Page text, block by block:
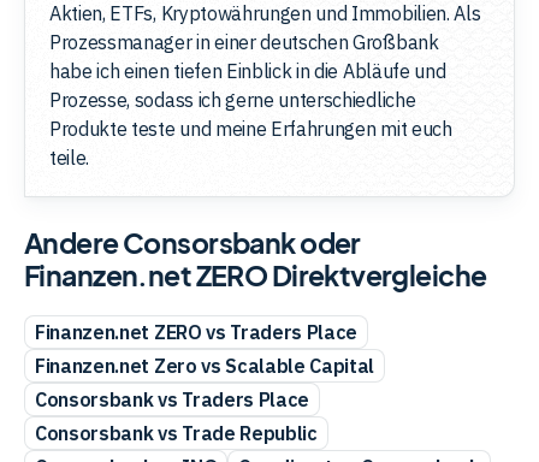
Aktien, ETFs, Kryptowährungen und Immobilien. Als
Prozessmanager in einer deutschen Großbank
habe ich einen tiefen Einblick in die Abläufe und
Prozesse, sodass ich gerne unterschiedliche
Produkte teste und meine Erfahrungen mit euch
teile.
Andere Consorsbank oder
Finanzen.net ZERO Direktvergleiche
Finanzen.net ZERO vs Traders Place
Finanzen.net Zero vs Scalable Capital
Consorsbank vs Traders Place
Consorsbank vs Trade Republic